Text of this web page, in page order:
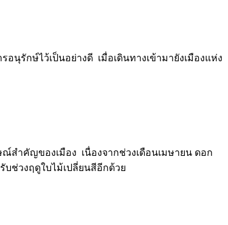
นุรักษ์ไว้เป็นอย่างดี เมื่อเดินทางเข้ามายังเมืองแห่ง
สำคัญของเมือง เนื่องจากช่วงเดือนเมษายน ดอก
ช่วงฤดูใบไม้เปลี่ยนสีอีกด้วย